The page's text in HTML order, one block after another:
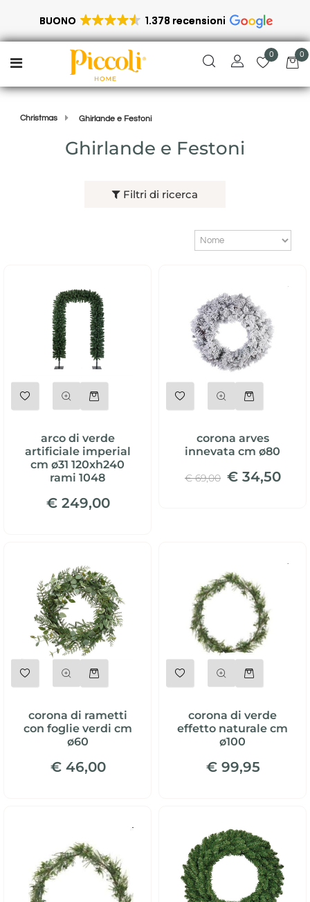
BUONO 1.378 recensioni
0 0
Christmas Ghirlande e Festoni
Ghirlande e Festoni
Filtri di ricerca
arco di verde
artificiale imperial
cm ø31 120xh240
rami 1048
€ 249,00
corona arves
innevata cm ø80
€ 69,00 € 34,50
corona di rametti
con foglie verdi cm
ø60
€ 46,00
corona di verde
effetto naturale cm
ø100
€ 99,95